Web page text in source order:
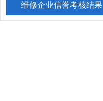
维修企业信誉考核结果